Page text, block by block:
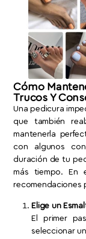
Cómo
Trucos Y
Una pedicura
que también
mantenerla
con algunos
duración de tu
más tiempo. En
recomendaciones
Elige un
El primer
seleccionar